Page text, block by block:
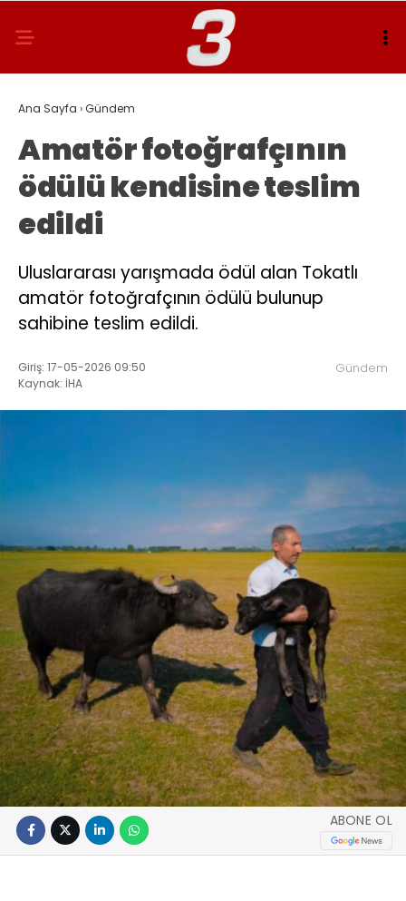
Ana Sayfa ›Gündem
Amatör fotoğrafçının
ödülü kendisine teslim
edildi
Uluslararası yarışmada ödül alan Tokatlı
amatör fotoğrafçının ödülü bulunup
sahibine teslim edildi.
Giriş: 17-05-2026 09:50
Kaynak: İHA
Gündem
ABONE OL